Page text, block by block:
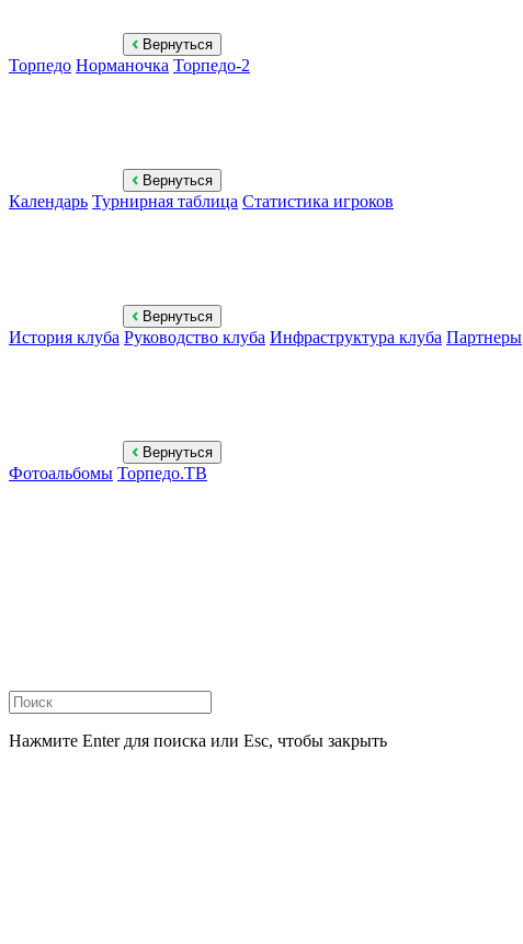
Вернуться
Торпедо Норманочка Торпедо-2
Вернуться
Календарь Турнирная таблица Статистика игроков
Вернуться
История клуба Руководство клуба Инфраструктура клуба Партнеры
Вернуться
Фотоальбомы Торпедо.ТВ
Нажмите Enter для поиска или Esc, чтобы закрыть